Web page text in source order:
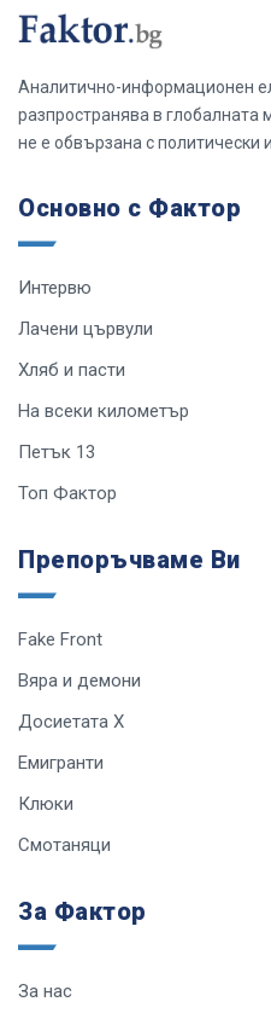
Аналитично-информационен
разпространява в
не е обвързана с политически
Основно с Фактор
Интервю
Лачени цървули
Хляб и пасти
На всеки километър
Петък 13
Топ Фактор
Препоръчваме Ви
Fake Front
Вяра и демони
Досиетата Х
Емигранти
Клюки
Смотаняци
За Фактор
За нас